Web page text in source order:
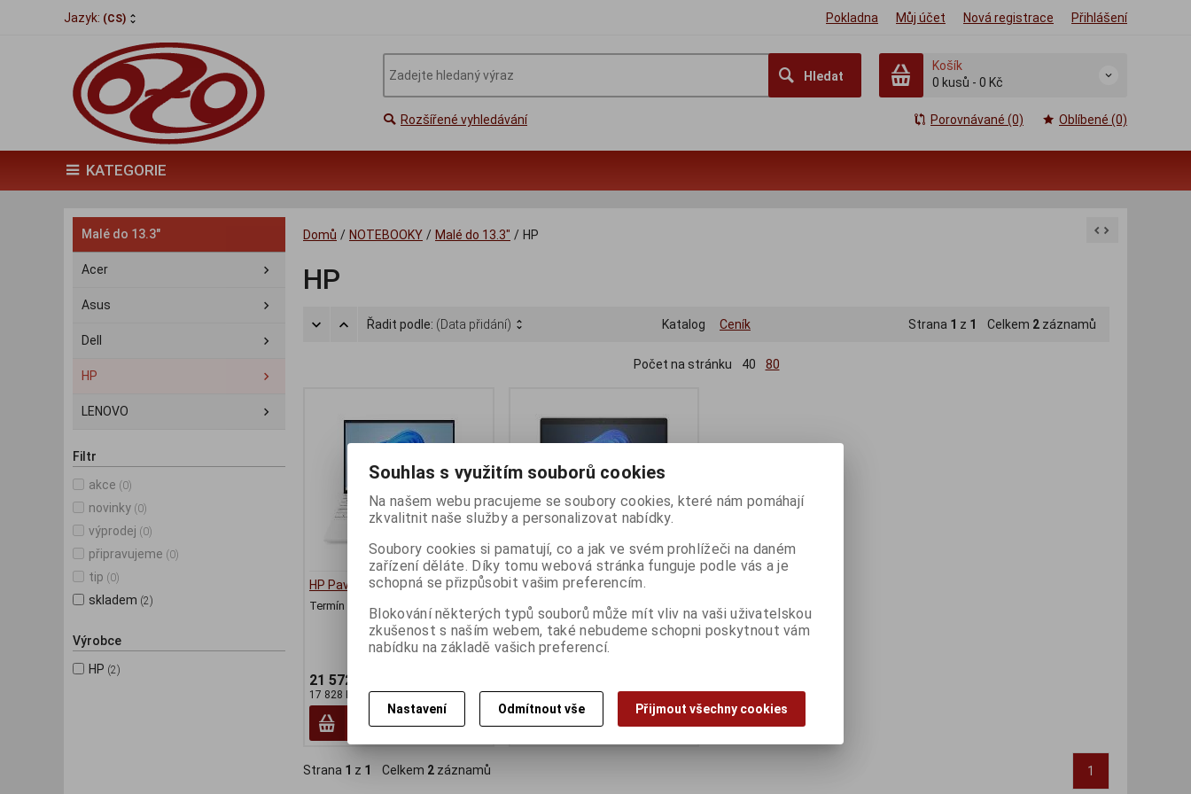
Jazyk: (CS) Pokladna Můj účet Nová registrace Přihlášení
Hledat
Košík
0 kusů - 0 Kč
Rozšířené vyhledávání Porovnávané (0) Oblíbené (0)
KATEGORIE
Malé do 13.3"
Acer
Asus
Dell
HP
LENOVO
Filtr
akce (0)
novinky (0)
výprodej (0)
připravujeme (0)
tip (0)
skladem (2)
Výrobce
HP (2)
Domů / NOTEBOOKY / Malé do 13.3" / HP
HP
Řadit podle: (Data přidání) Katalog Ceník Strana 1 z 1 Celkem 2 záznamů
Počet na stránku 40 80
HP Pavilion Aero 13-be2015nc
Termín dodání (dny): 2
21 572 Kč
17 828 Kč (bez DPH:)
Koupit
HP Pro x360 435 G10
Termín dodání (dny):
AMD Ryzen R5-
7530U/13,3"/FHD/T/8GB/512GB
SSD/RX Vega 7/W11H/Silver
16 522 Kč (bez DPH:)
Koupit
Strana 1 z 1 Celkem 2 záznamů 1
Souhlas s využitím souborů cookies
Na našem webu pracujeme se soubory cookies, které nám pomáhají
zkvalitnit naše služby a personalizovat nabídky.
Soubory cookies si pamatují, co a jak ve svém prohlížeči na daném
zařízení děláte. Díky tomu webová stránka funguje podle vás a je
schopná se přizpůsobit vašim preferencím.
Blokování některých typů souborů může mít vliv na vaši uživatelskou
zkušenost s naším webem, také nebudeme schopni poskytnout vám
nabídku na základě vašich preferencí.
Nastavení Odmítnout vše Přijmout všechny cookies